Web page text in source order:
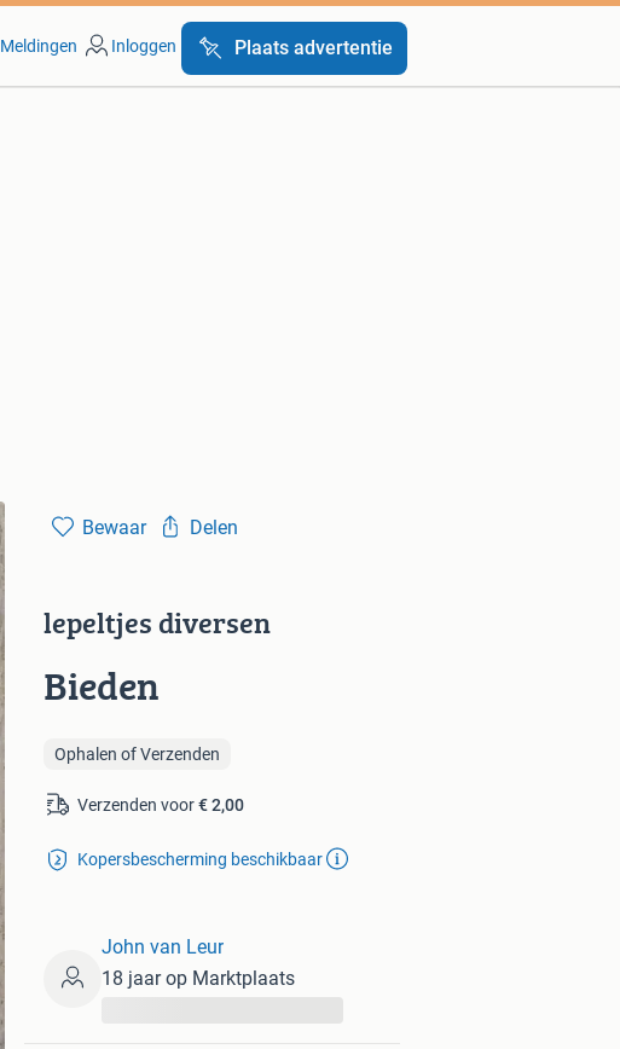
Meldingen Inloggen Plaats advertentie
Bewaar Delen
lepeltjes diversen
Bieden
Ophalen of Verzenden
Verzenden voor€ 2,00
Kopersbescherming beschikbaar
John van Leur
18 jaar op Marktplaats